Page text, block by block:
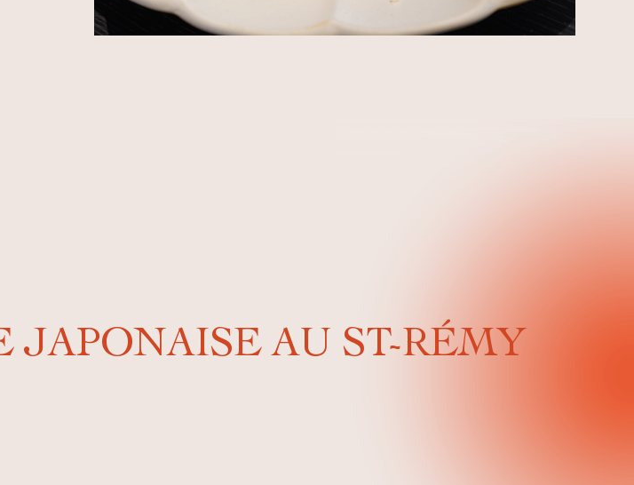
JAPONAISE AU ST-RÉMY